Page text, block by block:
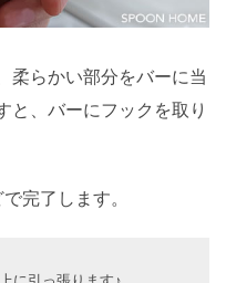
柔らかい部分をバーに当
と、バーにフックを取り
完了します。